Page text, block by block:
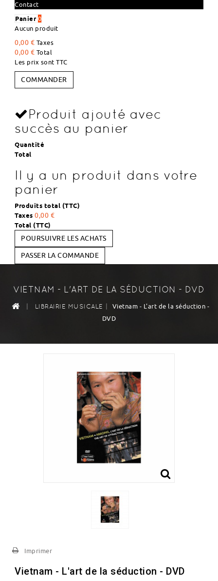
Contact
Panier 0
Aucun produit
0,00 € Taxes
0,00 € Total
Les prix sont TTC
COMMANDER
Produit ajouté avec
succès au panier
Quantité
Total
Il y a un produit dans votre
panier
Produits total (TTC)
Taxes 0,00 €
Total (TTC)
POURSUIVRE LES ACHATS
PASSER LA COMMANDE
VIETNAM - L'ART DE LA SÉDUCTION - DVD
| LIBRAIRIE MUSICALE |
Vietnam - L'art de la séduction -
DVD
Imprimer
Vietnam - L'art de la séduction - DVD